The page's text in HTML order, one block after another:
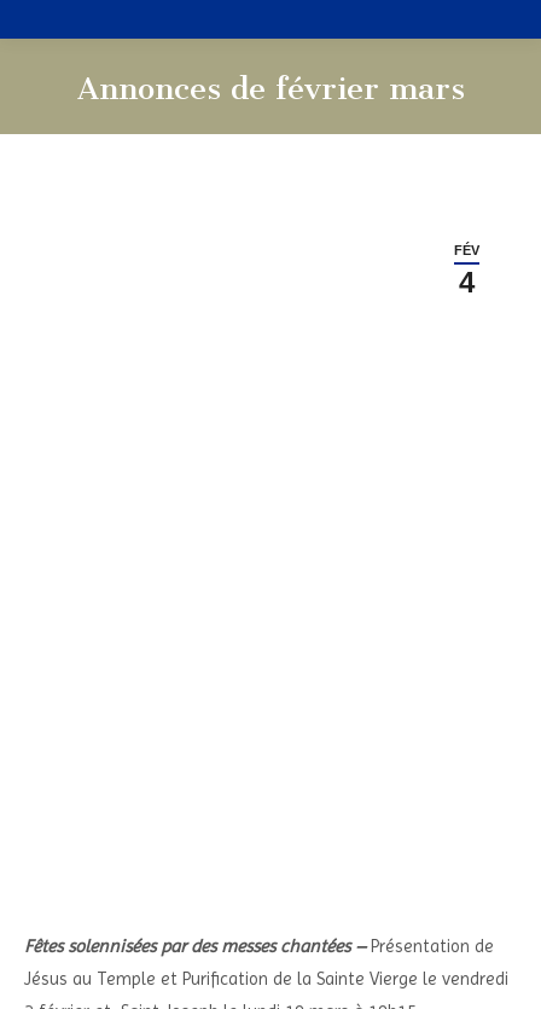
Annonces de février mars
FÉV
4
Fêtes solennisées par des messes chantées – Présentation de
Jésus au Temple et Purification de la Sainte Vierge le vendredi